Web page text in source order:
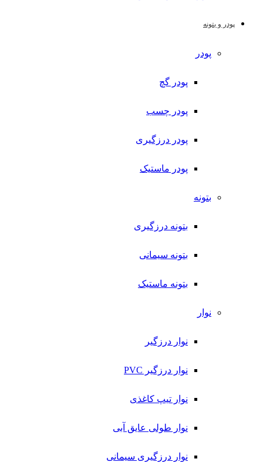
پودر و بتونه
پودر
پودر گچ
پودر چسب
پودر درزگیری
پودر ماستیک
بتونه
بتونه درزگیری
بتونه سیمانی
بتونه ماستیک
نوار
نوار درزگیر
نوار درزگیر PVC
نوار تیپ کاغذی
نوار طولی عايق آبی
نوار درزگیری سیمانی